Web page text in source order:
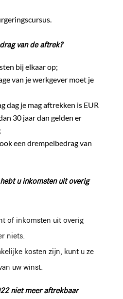
van de aftrek?
bij elkaar op;
van je werkgever moet je
dag je mag aftrekken is EUR
30 jaar dan gelden er
een drempelbedrag van
u inkomsten uit overig
of inkomsten uit overig
niets.
kosten zijn, kunt u ze
uw winst.
niet meer aftrekbaar